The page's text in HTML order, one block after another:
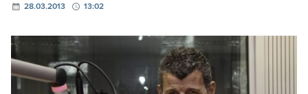
28.03.2013 13:02